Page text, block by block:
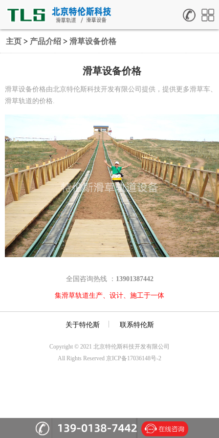
主页 > 产品介绍 > 滑草设备价格
滑草设备价格
滑草设备价格由北京特伦斯科技开发有限公司提供，提供更多滑草车、
滑草轨道的价格.
全国咨询热线 ： 13901387442
集滑草轨道生产、设计、施工于一体
关于特伦斯 联系特伦斯
Copyright © 2021 北京特伦斯科技开发有限公司
All Rights Reserved 京ICP备17036148号-2